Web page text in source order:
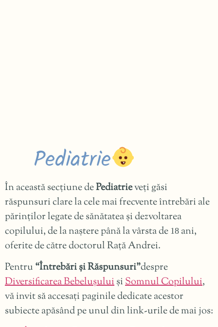
Pediatrie
În această secțiune dePediatrieveți găsi
răspunsuri clare la cele mai frecvente întrebări ale
părinților legate de sănătatea și dezvoltarea
copilului, de la naștere până la vârsta de 18 ani,
oferite de către doctorul Rață Andrei.
Pentru “Întrebări și Răspunsuri”despre
Diversificarea BebelușuluișiSomnul Copilului,
vă invit să accesați paginile dedicate acestor
subiecte apăsând pe unul din link-urile de mai jos: